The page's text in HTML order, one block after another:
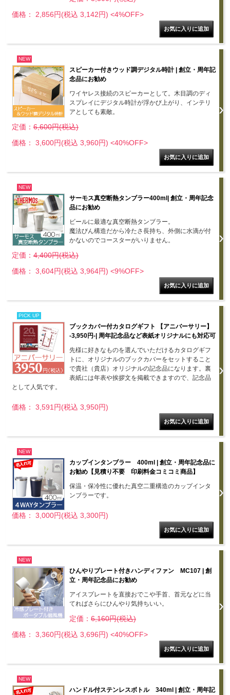
価格： 2,856円(税込 3,142円) <4%OFF>
NEW
スピーカー付きウッド調デジタル時計 | 創立・周年記
念品にお勧め
ワイヤレス接続のスピーカーとして。木目調のディ
スプレイにデジタル時計が浮かび上がり、インテリ
アとしても素敵。
定価： 6,600円(税込)
価格： 3,600円(税込 3,960円) <40%OFF>
NEW
サーモス真空断熱タンブラー400ml| 創立・周年記念
品にお勧め
ビールに最適な真空断熱タンブラー。
魔法びん構造だから冷たさ長持ち、外側に水滴が付
かないのでコースターがいりません。
定価： 4,400円(税込)
価格： 3,604円(税込 3,964円) <9%OFF>
PICK UP
ブックカバー付カタログギフト 【アニバーサリー】
-3,950円-| 周年記念品など表紙オリジナルにも対応可
先様に好きなものを選んでいただけるカタログギフ
トに、オリジナルのブックカバーをセットすること
で貴社（貴店）オリジナルの記念品になります。裏
表紙には年表や挨拶文を掲載できますので、記念品
として人気です。
価格： 3,591円(税込 3,950円)
NEW
カップインタンブラー 400ml | 創立・周年記念品に
お勧め【見積り不要 印刷料金コミコミ商品】
保温・保冷性に優れた真空二重構造のカップインタ
ンブラーです。
価格： 3,000円(税込 3,300円)
NEW
ひんやりプレート付きハンディファン MC107 | 創
立・周年記念品にお勧め
アイスプレートを直接おでこや手首、首元などに当
てればさらにひんやり気持ちいい。
定価： 6,160円(税込)
価格： 3,360円(税込 3,696円) <40%OFF>
NEW
ハンドル付ステンレスボトル 340ml | 創立・周年記